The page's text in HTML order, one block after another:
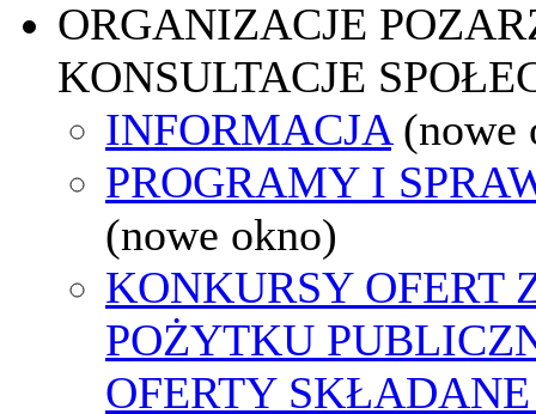
ORGANIZACJE
KONSULTACJE
INFORMACJA (nowe
PROGRAMY I
(nowe okno)
KONKURSY OFERT
POŻYTKU
OFERTY